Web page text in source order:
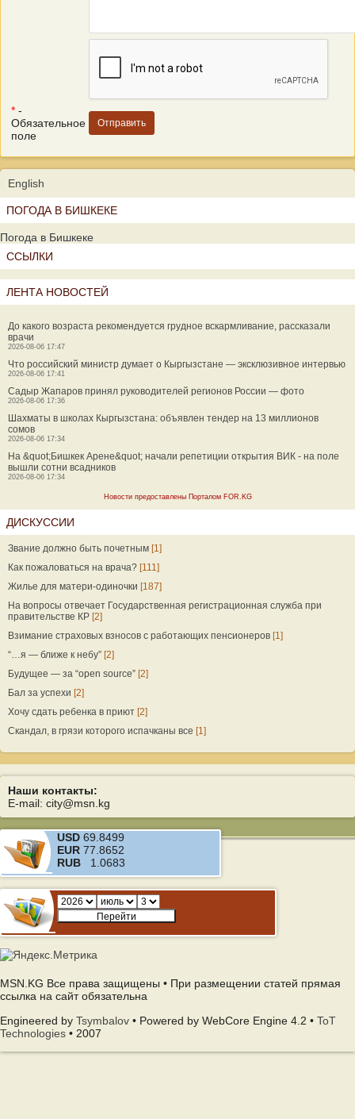
* -
Обязательное
поле
English
ПОГОДА В БИШКЕКЕ
Погода в Бишкеке
ССЫЛКИ
ЛЕНТА НОВОСТЕЙ
До какого возраста рекомендуется грудное вскармливание, рассказали
врачи
2026-08-06 17:47
Что российский министр думает о Кыргызстане — эксклюзивное интервью
2026-08-06 17:41
Садыр Жапаров принял руководителей регионов России — фото
2026-08-06 17:36
Шахматы в школах Кыргызстана: объявлен тендер на 13 миллионов
сомов
2026-08-06 17:34
На &quot;Бишкек Арене&quot; начали репетиции открытия ВИК - на поле
вышли сотни всадников
2026-08-06 17:34
Новости предоставлены Порталом FOR.KG
ДИСКУССИИ
Звание должно быть почетным [1]
Как пожаловаться на врача? [111]
Жилье для матери-одиночки [187]
На вопросы отвечает Государственная регистрационная служба при
правительстве КР [2]
Взимание страховых взносов с работающих пенсионеров [1]
“…я — ближе к небу” [2]
Будущее — за “open source” [2]
Бал за успехи [2]
Хочу сдать ребенка в приют [2]
Скандал, в грязи которого испачканы все [1]
Наши контакты:
E-mail: city@msn.kg
USD 69.8499
EUR 77.8652
RUB 1.0683
MSN.KG Все права защищены • При размещении статей прямая
ссылка на сайт обязательна
Engineered by Tsymbalov • Powered by WebCore Engine 4.2 • ToT
Technologies • 2007